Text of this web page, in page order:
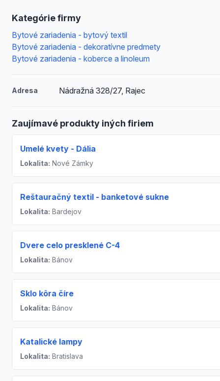
Kategórie firmy
Bytové zariadenia - bytový textil
Bytové zariadenia - dekoratívne predmety
Bytové zariadenia - koberce a linoleum
Adresa Nádražná 328/27, Rajec
Zaujímavé produkty iných firiem
Umelé kvety - Dália
Lokalita: Nové Zámky
Reštauračný textil - banketové sukne
Lokalita: Bardejov
Dvere celo presklené C-4
Lokalita: Bánov
Sklo kôra číre
Lokalita: Bánov
Katalické lampy
Lokalita: Bratislava